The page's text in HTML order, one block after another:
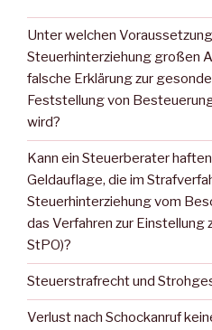
Unter welchen
Steuerhinterziehung großen
falsche Erklärung zur
Feststellung von
wird?
Kann ein Steuerberater
Geldauflage, die im
Steuerhinterziehung vom
das Verfahren zur Einstellung
StPO)?
Steuerstrafrecht und
Verlust nach Schockanruf